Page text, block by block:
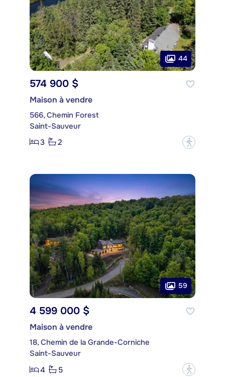
44
574 900 $
Maison à vendre
566, Chemin Forest
Saint-Sauveur
3
2 ?
59
4 599 000 $
Maison à vendre
18, Chemin de la Grande-Corniche
Saint-Sauveur
4
5 ?